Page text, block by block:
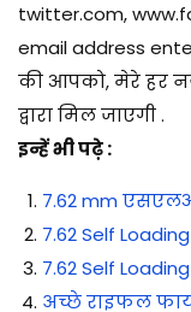
twitter.com,
email address
की आपको, मेरे हर
द्वारा मिल जाएगी .
इन्हें भी पढ़े :
7.62 mm
7.62 Self
7.62 Self
अच्छे राइफल